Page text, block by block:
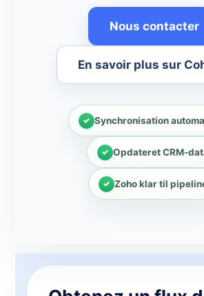
Nous contacter
En savoir plus sur
Synchronisation
Opdateret CRM-
Zoho klar til